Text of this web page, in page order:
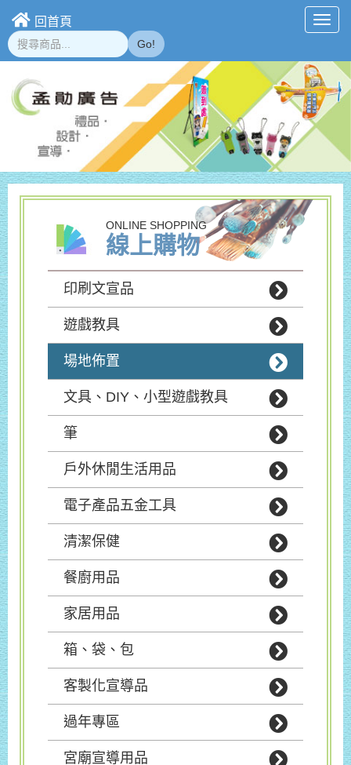
回首頁
Go!
ONLINE SHOPPING
線上購物
印刷文宣品
遊戲教具
場地佈置
文具、DIY、小型遊戲教具
筆
戶外休閒生活用品
電子產品五金工具
清潔保健
餐廚用品
家居用品
箱、袋、包
客製化宣導品
過年專區
宮廟宣導用品